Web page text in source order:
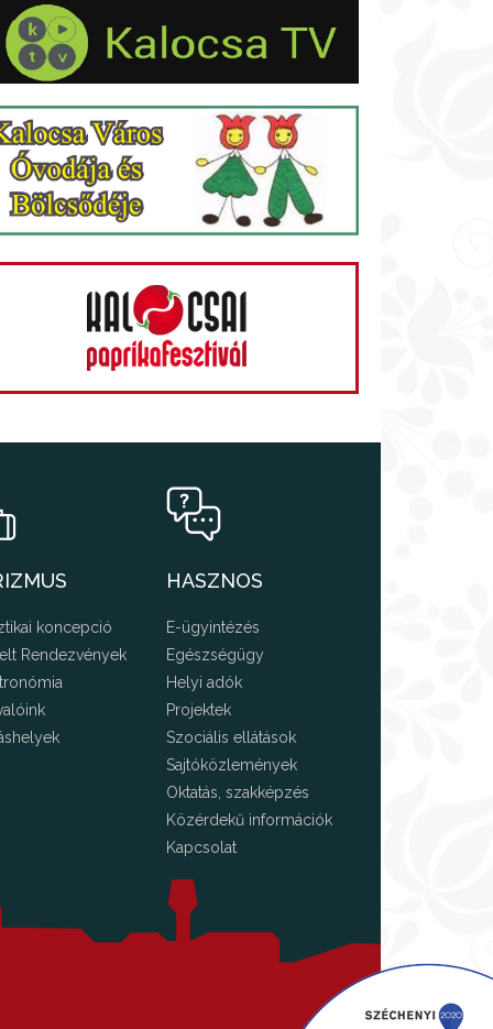
koncepció
Rendezvények
HASZNOS
E-ügyintézés
Egészségügy
Helyi adók
Projektek
Szociális ellátások
Sajtóközlemények
Oktatás, szakképzés
Közérdekű információk
Kapcsolat